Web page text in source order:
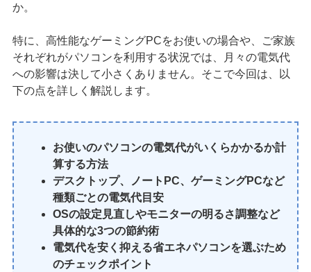
か。
特に、高性能なゲーミングPCをお使いの場合や、ご家族
それぞれがパソコンを利用する状況では、月々の電気代
への影響は決して小さくありません。そこで今回は、以
下の点を詳しく解説します。
お使いのパソコンの電気代がいくらかかるか計
算する方法
デスクトップ、ノートPC、ゲーミングPCなど
種類ごとの電気代目安
OSの設定見直しやモニターの明るさ調整など
具体的な3つの節約術
電気代を安く抑える省エネパソコンを選ぶため
のチェックポイント